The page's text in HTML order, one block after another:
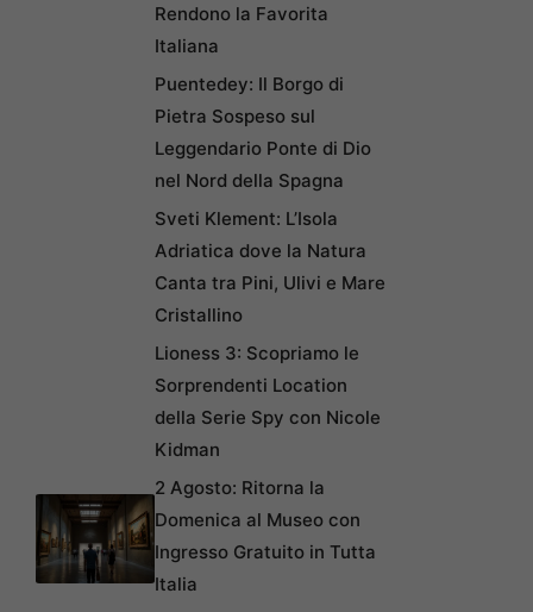
Rendono la Favorita
Italiana
Puentedey: Il Borgo di
Pietra Sospeso sul
Leggendario Ponte di Dio
nel Nord della Spagna
Sveti Klement: L’Isola
Adriatica dove la Natura
Canta tra Pini, Ulivi e Mare
Cristallino
Lioness 3: Scopriamo le
Sorprendenti Location
della Serie Spy con Nicole
Kidman
2 Agosto: Ritorna la
Domenica al Museo con
Ingresso Gratuito in Tutta
Italia